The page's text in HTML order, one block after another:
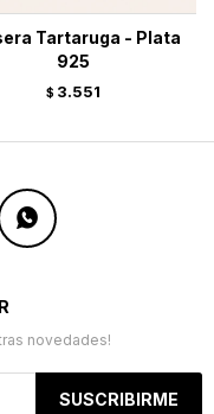
Tartaruga - Plata
925
$ 3.551

novedades!
SUSCRIBIRME